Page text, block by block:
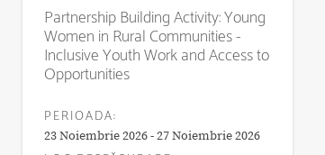
Partnership Building Activity: Young
Women in Rural Communities -
Inclusive Youth Work and Access to
Opportunities
PERIOADA:
23 Noiembrie 2026 - 27 Noiembrie 2026